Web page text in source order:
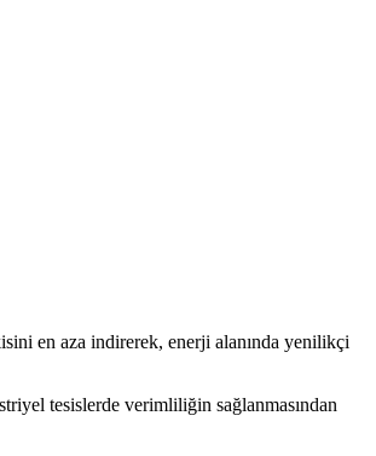
en aza indirerek, enerji alanında yenilikçi
tesislerde verimliliğin sağlanmasından